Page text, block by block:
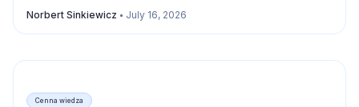
Norbert Sinkiewicz July 16, 2026
Cenna wiedza